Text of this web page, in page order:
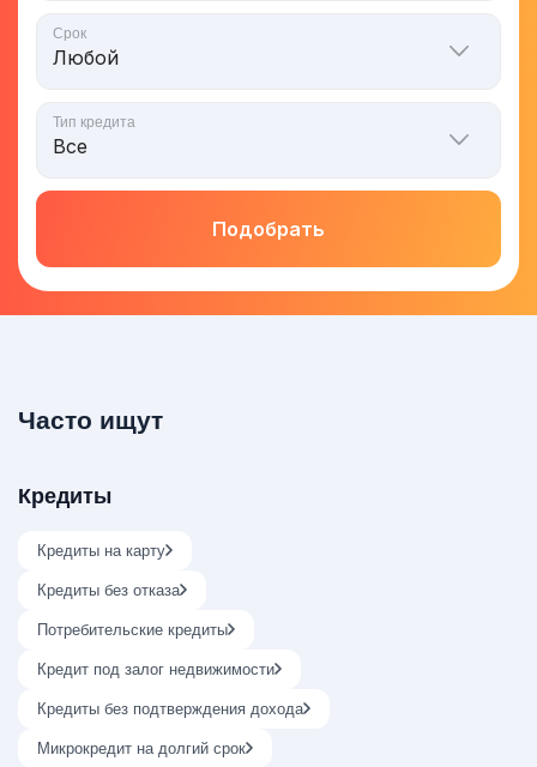
Срок
Тип кредита
Подобрать
Часто ищут
Кредиты
Кредиты на карту
Кредиты без отказа
Потребительские кредиты
Кредит под залог недвижимости
Кредиты без подтверждения дохода
Микрокредит на долгий срок